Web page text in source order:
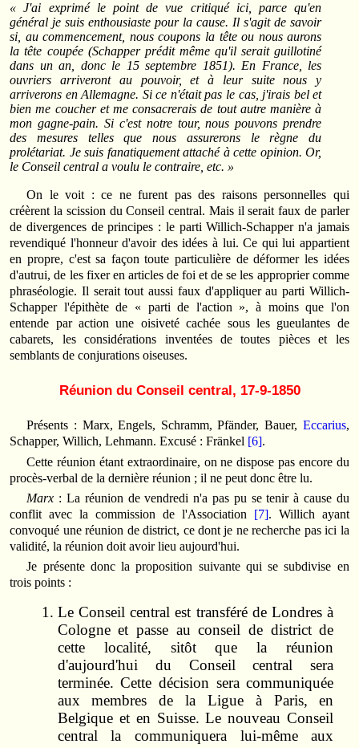
« J'ai exprimé le point de vue critiqué ici, parce qu'en
général je suis enthousiaste pour la cause. Il s'agit de savoir
si, au commencement, nous coupons la tête ou nous aurons
la tête coupée (Schapper prédit même qu'il serait guillotiné
dans un an, donc le 15 septembre 1851). En France, les
ouvriers arriveront au pouvoir, et à leur suite nous y
arriverons en Allemagne. Si ce n'était pas le cas, j'irais bel et
bien me coucher et me consacrerais de tout autre manière à
mon gagne-pain. Si c'est notre tour, nous pouvons prendre
des mesures telles que nous assurerons le règne du
prolétariat. Je suis fanatiquement attaché à cette opinion. Or,
le Conseil central a voulu le contraire, etc. »
On le voit : ce ne furent pas des raisons personnelles qui
créèrent la scission du Conseil central. Mais il serait faux de parler
de divergences de principes : le parti Willich-Schapper n'a jamais
revendiqué l'honneur d'avoir des idées à lui. Ce qui lui appartient
en propre, c'est sa façon toute particulière de déformer les idées
d'autrui, de les fixer en articles de foi et de se les approprier comme
phraséologie. Il serait tout aussi faux d'appliquer au parti Willich-
Schapper l'épithète de « parti de l'action », à moins que l'on
entende par action une oisiveté cachée sous les gueulantes de
cabarets, les considérations inventées de toutes pièces et les
semblants de conjurations oiseuses.
Réunion du Conseil central, 17-9-1850
Présents : Marx, Engels, Schramm, Pfänder, Bauer, Eccarius,
Schapper, Willich, Lehmann. Excusé : Fränkel [6].
Cette réunion étant extraordinaire, on ne dispose pas encore du
procès-verbal de la dernière réunion ; il ne peut donc être lu.
Marx : La réunion de vendredi n'a pas pu se tenir à cause du
conflit avec la commission de l'Association [7]. Willich ayant
convoqué une réunion de district, ce dont je ne recherche pas ici la
validité, la réunion doit avoir lieu aujourd'hui.
Je présente donc la proposition suivante qui se subdivise en
trois points :
Le Conseil central est transféré de Londres à
Cologne et passe au conseil de district de
cette localité, sitôt que la réunion
d'aujourd'hui du Conseil central sera
terminée. Cette décision sera communiquée
aux membres de la Ligue à Paris, en
Belgique et en Suisse. Le nouveau Conseil
central la communiquera lui-même aux